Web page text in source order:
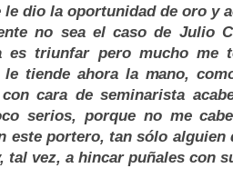
le dio la oportunidad de oro y
no sea el caso de Julio
es triunfar pero mucho me
le tiende ahora la mano,
cara de seminarista
serios, porque no me
este portero, tan sólo alguien
y, tal vez, a hincar